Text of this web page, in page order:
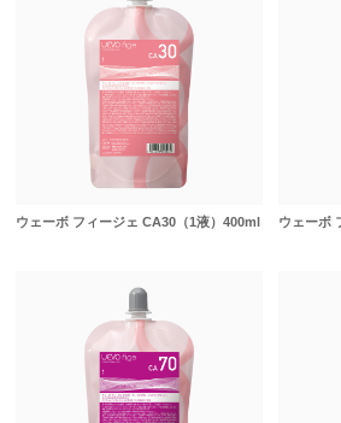
ウェーボ フィージェ CA30（1液）400ml ウェーボ